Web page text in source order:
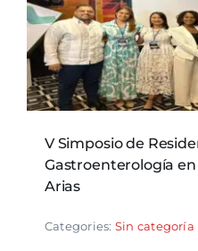
V Simposio de
Gastroenterología en
Arias
Categories: Sin categoría